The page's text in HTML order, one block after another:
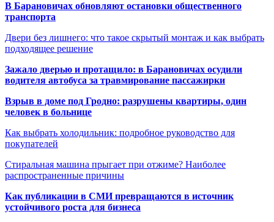
В Барановичах обновляют остановки общественного
транспорта
Двери без лишнего: что такое скрытый монтаж и как выбрать
подходящее решение
Зажало дверью и протащило: в Барановичах осудили
водителя автобуса за травмирование пассажирки
Взрыв в доме под Гродно: разрушены квартиры, один
человек в больнице
Как выбрать холодильник: подробное руководство для
покупателей
Стиральная машина прыгает при отжиме? Наиболее
распространенные причины
Как публикации в СМИ превращаются в источник
устойчивого роста для бизнеса